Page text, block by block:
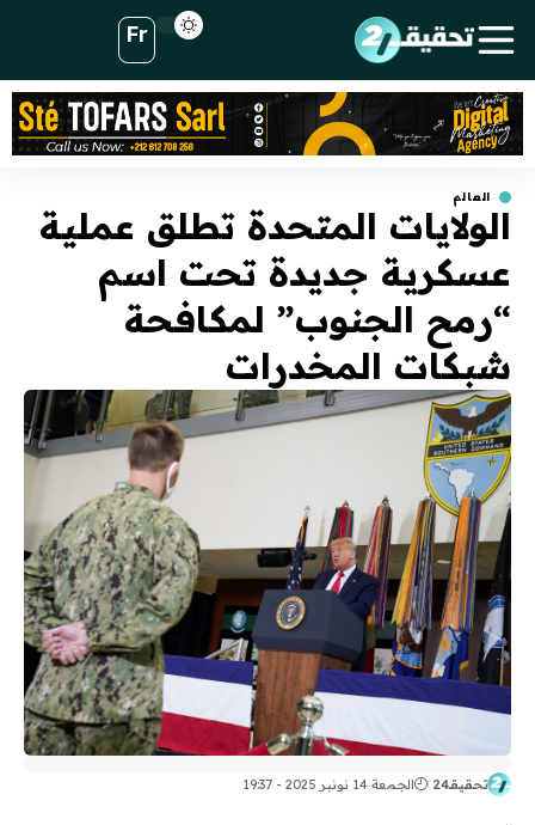
Fr
العالم
الولايات المتحدة تطلق عملية
عسكرية جديدة تحت اسم
“رمح الجنوب” لمكافحة
شبكات المخدرات
تحقيقـ24 الجمعة 14 نونبر 2025 - 19:37